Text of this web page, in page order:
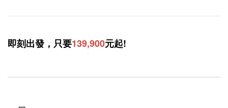
即刻出發， 只要139,900元起!